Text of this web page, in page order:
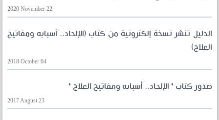
2020 November 22
الدليل تنشر نسخة إلكترونية من كتاب (الإلحاد.. أسبابه ومفاتيح
العلاج)
2018 October 04
صدور كتاب " الإلحاد.. أسبابه ومفاتيح العلاج "
2017 August 23